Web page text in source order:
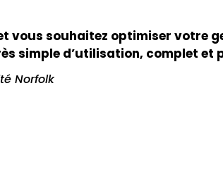
vous souhaitez optimiser votre
simple d’utilisation, complet et
Norfolk